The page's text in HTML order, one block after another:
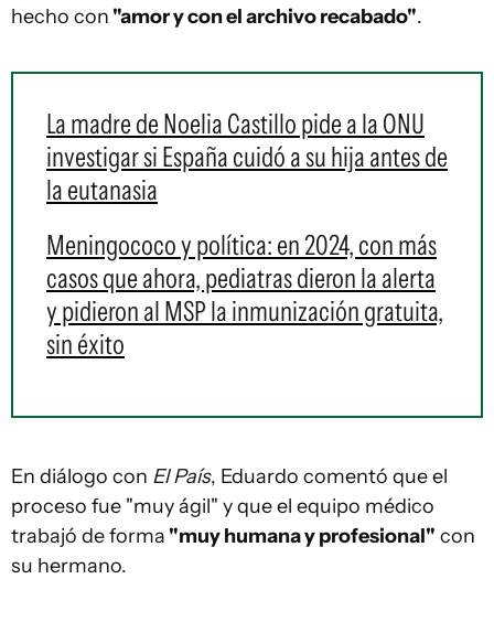
hecho con "amor y con el archivo recabado".
La madre de Noelia Castillo pide a la ONU
investigar si España cuidó a su hija antes de
la eutanasia
Meningococo y política: en 2024, con más
casos que ahora, pediatras dieron la alerta
y pidieron al MSP la inmunización gratuita,
sin éxito
En diálogo con El País, Eduardo comentó que el
proceso fue "muy ágil" y que el equipo médico
trabajó de forma "muy humana y profesional" con
su hermano.